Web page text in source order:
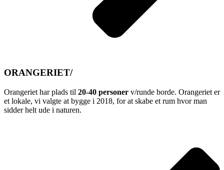
ORANGERIET/
Orangeriet har plads til 20-40 personer v/runde borde. Orangeriet er
et lokale, vi valgte at bygge i 2018, for at skabe et rum hvor man
sidder helt ude i naturen.